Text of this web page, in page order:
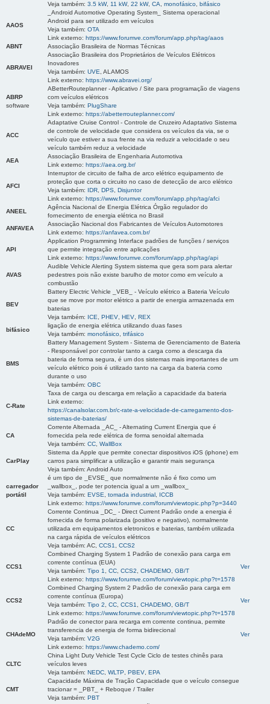
Veja também: 3.5 kW, 11 kW, 22 kW, CA monofásico bifásico
AAOS
_Android Automotive Operating System_ Sistema operacional
Android para ser utilizado em veículos
Veja também: OTA
Link externo: https://www.forumve.com/forum/app.php/tag/aaos
ABNT
Associação Brasileira de Normas Técnicas
ABRAVEI
Associação Brasileira dos Proprietários de Veículos Elétricos
Inovadores
Veja também: UVE , ALAMOS
Link externo: https://www.abravei.org/
ABRP
software
ABetterRouteplanner - Aplicativo / Site para programação de viagens
com veículos elétricos
Veja também: PlugShare
Link externo: https://abetterrouteplanner.com/
ACC
Adaptative Cruise Control - Controle de Cruzeiro Adaptativo Sistema
de controle de velocidade que considera os veículos da via, se o
veículo que estiver a sua frente na via reduzir a velocidade o seu
veículo também reduz a velocidade
AEA
Associação Brasileira de Engenharia Automotiva
Link externo: https://aea.org.br/
AFCI
Interruptor de circuito de falha de arco elétrico equipamento de
proteção que corta o circuito no caso de detecção de arco elétrico
Veja também: IDR DPS Disjuntor
Link externo: https://www.forumve.com/forum/app.php/tag/afci
ANEEL
Agência Nacional de Energia Elétrica Órgão regulador do
fornecimento de energia elétrica no Brasil
ANFAVEA
Associação Nacional dos Fabricantes de Veículos Automotores
Link externo: https://anfavea.com.br/
API
Application Programming Interface padrões de funções / serviços
que permite integração entre aplicações
Link externo: https://www.forumve.com/forum/app.php/tag/api
AVAS
Audible Vehicle Alerting System sistema que gera som para alertar
pedestres pois não existe barulho de motor como em veículo a
combustão
BEV
Battery Electric Vehicle _VEB_ - Veículo elétrico a Bateria Veículo
que se move por motor elétrico a partir de energia armazenada em
baterias
Veja também: ICE PHEV HEV REX
bifásico
ligação de energia elétrica utilizando duas fases
Veja também: monofásico trifásico
BMS
Battery Management System - Sistema de Gerenciamento de Bateria
- Responsável por controlar tanto a carga como a descarga da
bateria de forma segura, é um dos sistemas mais importantes de um
veículo elétrico pois é utilizado tanto na carga da bateria como
durante o uso
Veja também: OBC
C-Rate
Taxa de carga ou descarga em relação a capacidade da bateria
Link externo:
https://canalsolar.com.br/c-rate-a-velocidade-de-carregamento-dos-
sistemas-de-baterias/
CA
Corrente Alternada _AC_ - Alternating Current Energia que é
fornecida pela rede elétrica de forma senoidal alternada
Veja também: CC WallBox
CarPlay
Sistema da Apple que permite conectar dispositivos iOS (iphone) em
carros para simplificar a utilização e garantir mais segurança
Veja também: Android Auto
carregador
portátil
é um tipo de _EVSE_ que normalmente não é fixo como um
_wallbox_, pode ter potencia igual a um _wallbox_
Veja também: EVSE tomada industrial
ICCB
Link externo: https://www.forumve.com/forum/viewtopic.php?p=3440
CC
Corrente Continua _DC_ - Direct Current Padrão onde a energia é
fornecida de forma polarizada (positivo e negativo), normalmente
utilizada em equipamentos eletronicos e baterias, também utilizada
na carga rápida de veículos elétricos
Veja também: AC, CCS1 CCS2
CCS1
Combined Charging System 1 Padrão de conexão para carga em
corrente contínua (EUA)
Veja também: Tipo 1 CC CCS2 CHADEMO GB/T
Link externo: https://www.forumve.com/forum/viewtopic.php?t=1578
Ver
CCS2
Combined Charging System 2 Padrão de conexão para carga em
corrente contínua (Europa)
Veja também: Tipo 2 CC CCS1 CHADEMO GB/T
Link externo: https://www.forumve.com/forum/viewtopic.php?t=1578
Ver
CHAdeMO
Padrão de conector para recarga em corrente continua, permite
transferencia de energia de forma bidirecional
Veja também: V2G
Link externo: https://www.chademo.com/
Ver
CLTC
China Light Duty Vehicle Test Cycle Ciclo de testes chinês para
veículos leves
Veja também: NEDC WLTP PBEV EPA
CMT
Capacidade Máxima de Tração Capacidade que o veículo consegue
tracionar = _PBT_ + Reboque / Trailer
Veja também: PBT